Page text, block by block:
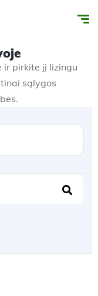
ir pirkite jį lizingu
sąlygos